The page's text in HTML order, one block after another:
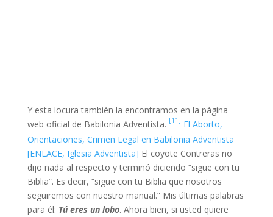
Y esta locura también la encontramos en la página
web oficial de Babilonia Adventista. [11] El Aborto,
Orientaciones, Crimen Legal en Babilonia Adventista
[ENLACE, Iglesia Adventista] El coyote Contreras no
dijo nada al respecto y terminó diciendo “sigue con tu
Biblia”. Es decir, “sigue con tu Biblia que nosotros
seguiremos con nuestro manual.” Mis últimas palabras
para él: Tú eres un lobo. Ahora bien, si usted quiere